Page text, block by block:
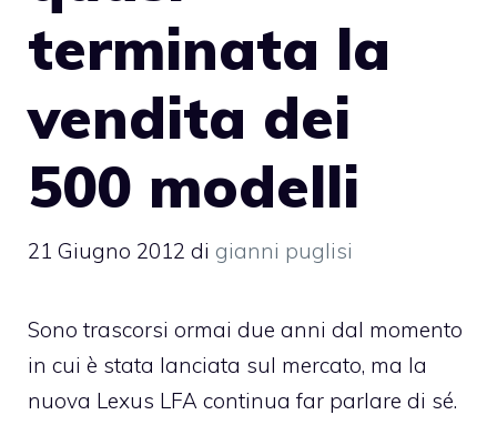
terminata la
vendita dei
500 modelli
21 Giugno 2012 di gianni puglisi
Sono trascorsi ormai due anni dal momento
in cui è stata lanciata sul mercato, ma la
nuova Lexus LFA continua far parlare di sé.